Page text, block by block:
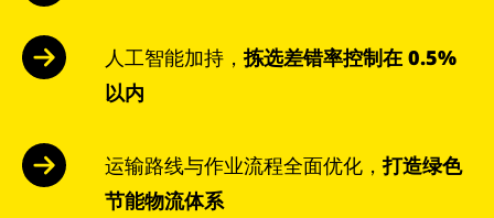
人工智能加持，拣选差错率控制在 0.5%
以内
运输路线与作业流程全面优化，打造绿色
节能物流体系